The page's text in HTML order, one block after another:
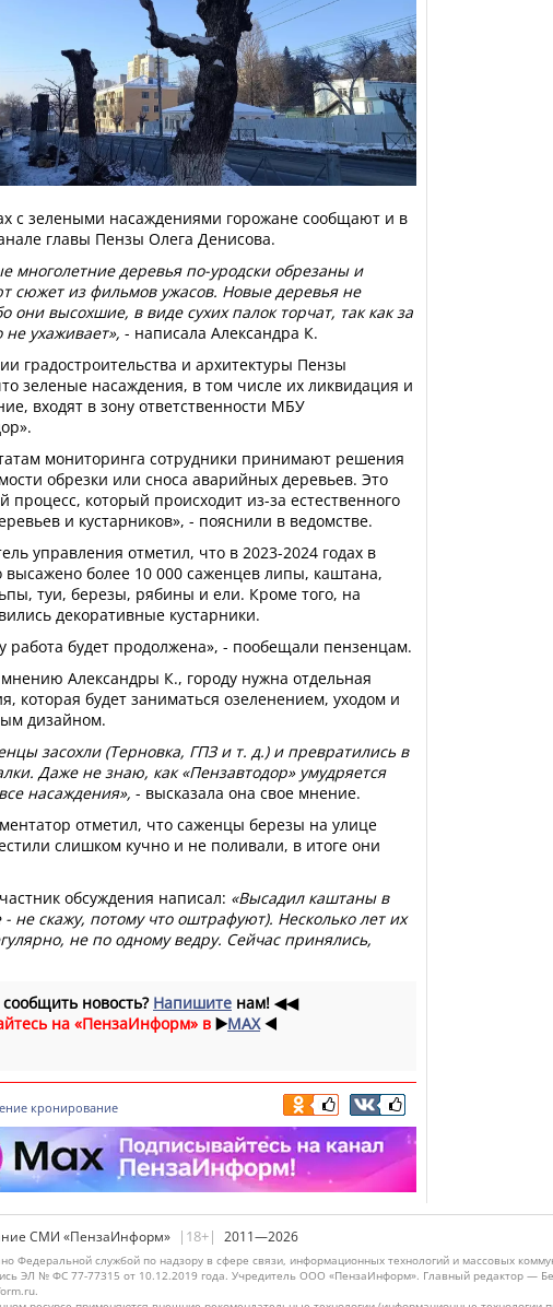
с зелеными насаждениями горожане сообщают и в
главы Пензы Олега Денисова.
многолетние деревья по-уродски обрезаны и
сюжет из фильмов ужасов. Новые деревья не
они высохшие, в виде сухих палок торчат, так как за
ухаживает», - написала Александра К.
градостроительства и архитектуры Пензы
зеленые насаждения, в том числе их ликвидация и
входят в зону ответственности МБУ
мониторинга сотрудники принимают решения
обрезки или сноса аварийных деревьев. Это
процесс, который происходит из-за естественного
и кустарников», - пояснили в ведомстве.
управления отметил, что в 2023-2024 годах в
высажено более 10 000 саженцев липы, каштана,
туи, березы, рябины и ели. Кроме того, на
декоративные кустарники.
работа будет продолжена», - пообещали пензенцам.
Александры К., городу нужна отдельная
которая будет заниматься озеленением, уходом и
дизайном.
засохли (Терновка, ГПЗ и т. д.) и превратились в
Даже не знаю, как «Пензавтодор» умудряется
насаждения», - высказала она свое мнение.
отметил, что саженцы березы на улице
слишком кучно и не поливали, в итоге они
обсуждения написал: «Высадил каштаны в
- не скажу, потому что оштрафуют). Несколько лет их
не по одному ведру. Сейчас принялись,
новость? Напишите нам! ◀◀
на «ПензаИнформ» в ▶️MAX ◀️
кронирование
СМИ «ПензаИнформ» |18+| 2011—2026
Федеральной службой по надзору в сфере связи, информационных технологий и массовых
ЭЛ № ФС 77-77315 от 10.12.2019 года. Учредитель ООО «ПензаИнформ». Главный редактор —